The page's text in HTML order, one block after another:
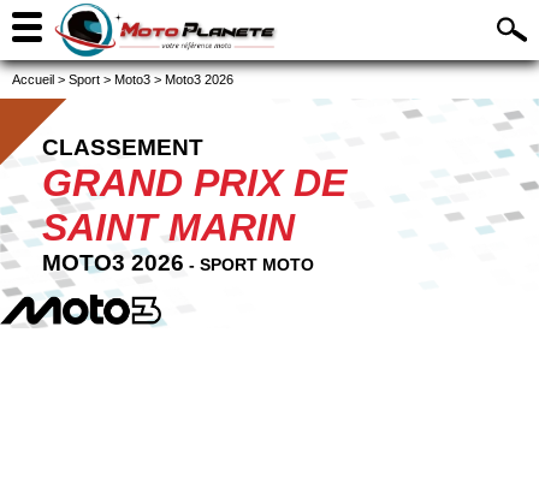
Accueil > Sport > Moto3 > Moto3 2026
CLASSEMENT
GRAND PRIX DE
SAINT MARIN
MOTO3 2026 - SPORT MOTO